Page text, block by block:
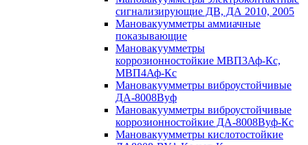
сигнализирующие ДВ, ДА 2010, 2005
Мановакуумметры аммиачные
показывающие
Мановакуумметры
коррозионностойкие МВП3Аф-Кс,
МВП4Аф-Кс
Мановакуумметры виброустойчивые
ДА-8008Вуф
Мановакуумметры виброустойчивые
коррозионностойкие ДА-8008Вуф-Кс
Мановакуумметры кислотостойкие